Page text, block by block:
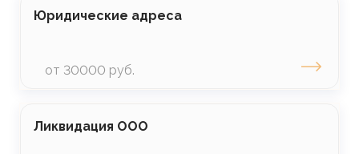
Юридические адреса
от 30000 руб.
Ликвидация ООО